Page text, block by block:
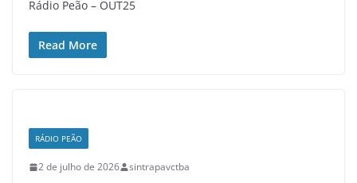
Rádio Peão – OUT25
Read More
RÁDIO PEÃO
2 de julho de 2026 sintrapavctba